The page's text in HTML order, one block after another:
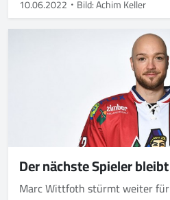
10.06.2022 Bild: Achim Keller
Der nächste Spieler
Marc Wittfoth stürmt weiter